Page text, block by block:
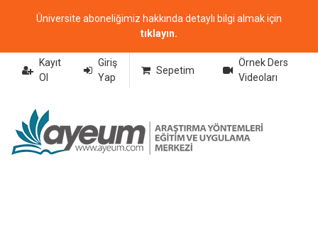
Üniversite aboneliğimiz hakkında detaylı bilgi almak için
tıklayın.
Kayıt
Ol
Giriş
Yap
Sepetim
Örnek Ders
Videoları